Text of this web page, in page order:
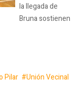
la llegada de
Bruna sostienen
Pilar
Unión Vecinal